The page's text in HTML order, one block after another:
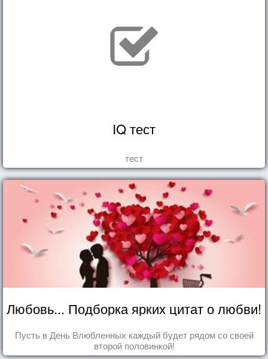
IQ тест
тест
Любовь... Подборка ярких цитат о любви!
Пусть в День Влюбленных каждый будет рядом со своей
второй половинкой!